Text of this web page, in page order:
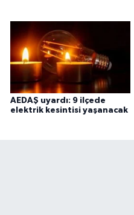
AEDAŞ uyardı: 9 ilçede
elektrik kesintisi yaşanacak